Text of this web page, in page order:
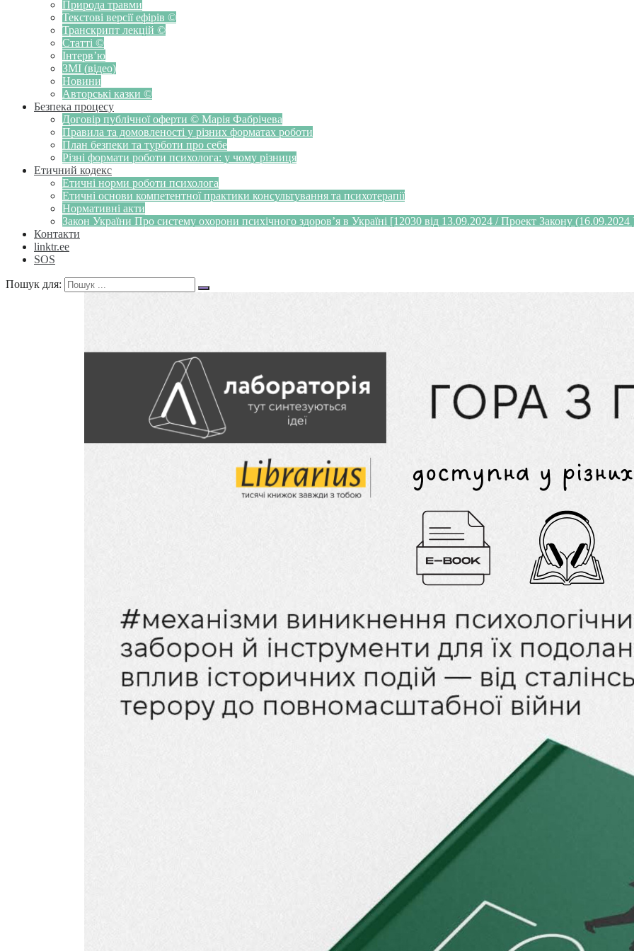
Природа травми
Текстові версії ефірів ©
Транскрипт лекцій ©
Статті ©
Інтерв’ю
ЗМІ (відео)
Новини
Авторські казки ©
Безпека процесу
Договір публічної оферти © Марія Фабрічева
Правила та домовленості у різних форматах роботи
План безпеки та турботи про себе
Різні формати роботи психолога: у чому різниця
Етичний кодекс
Етичні норми роботи психолога
Етичні основи компетентної практики консультування та психотерапії
Нормативні акти
Закон України Про систему охорони психічного здоров’я в Україні [12030 від 13.09.2024 / Проект Закону (16.09.2024
Контакти
linktr.ee
SOS
Пошук для: